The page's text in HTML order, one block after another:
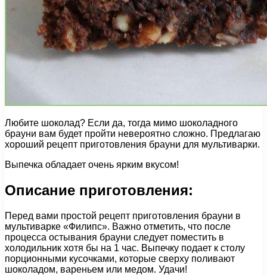
Любите шоколад? Если да, тогда мимо шоколадного
брауни вам будет пройти невероятно сложно. Предлагаю
хороший рецепт приготовления брауни для мультиварки.
Выпечка обладает очень ярким вкусом!
Описание приготовления:
Перед вами простой рецепт приготовления брауни в
мультиварке «Филипс». Важно отметить, что после
процесса остывания брауни следует поместить в
холодильник хотя бы на 1 час. Выпечку подает к столу
порционными кусочками, которые сверху поливают
шоколадом, вареньем или медом. Удачи!